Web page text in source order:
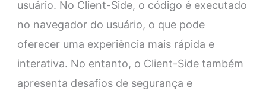
usuário. No Client-Side, o código é executado
no navegador do usuário, o que pode
oferecer uma experiência mais rápida e
interativa. No entanto, o Client-Side também
apresenta desafios de segurança e